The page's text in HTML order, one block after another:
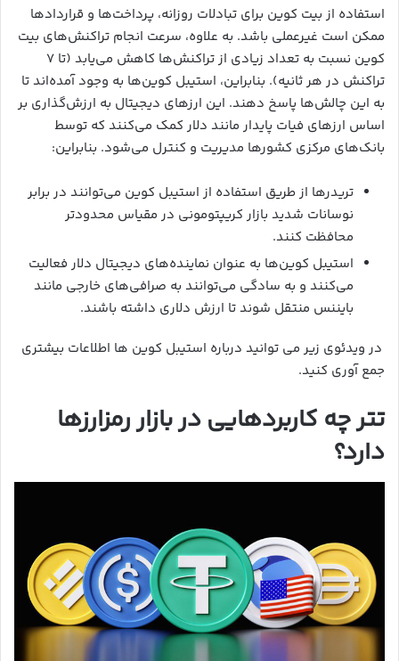
استفاده از بیت کوین برای تبادلات روزانه، پرداخت‌ها و قراردادها
ممکن است غیرعملی باشد. به علاوه، سرعت انجام تراکنش‌های بیت
کوین نسبت به تعداد زیادی از تراکنش‌ها کاهش می‌یابد (تا ۷
تراکنش در هر ثانیه). بنابراین، استیبل کوین‌ها به وجود آمده‌اند تا
به این چالش‌ها پاسخ دهند. این ارزهای دیجیتال به ارزش‌گذاری بر
اساس ارزهای فیات پایدار مانند دلار کمک می‌کنند که توسط
بانک‌های مرکزی کشورها مدیریت و کنترل می‌شود. بنابراین:
تریدرها از طریق استفاده از استیبل کوین می‌توانند در برابر
نوسانات شدید بازار کریپتومونی در مقیاس محدودتر
محافظت کنند.
استیبل کوین‌ها به عنوان نماینده‌های دیجیتال دلار فعالیت
می‌کنند و به سادگی می‌توانند به صرافی‌های خارجی مانند
بایننس منتقل شوند تا ارزش دلاری داشته باشند.
در ویدئوی زیر می توانید درباره استیبل کوین ها اطلاعات بیشتری
جمع آوری کنید.
تتر چه کاربردهایی در بازار رمزارزها
دارد؟